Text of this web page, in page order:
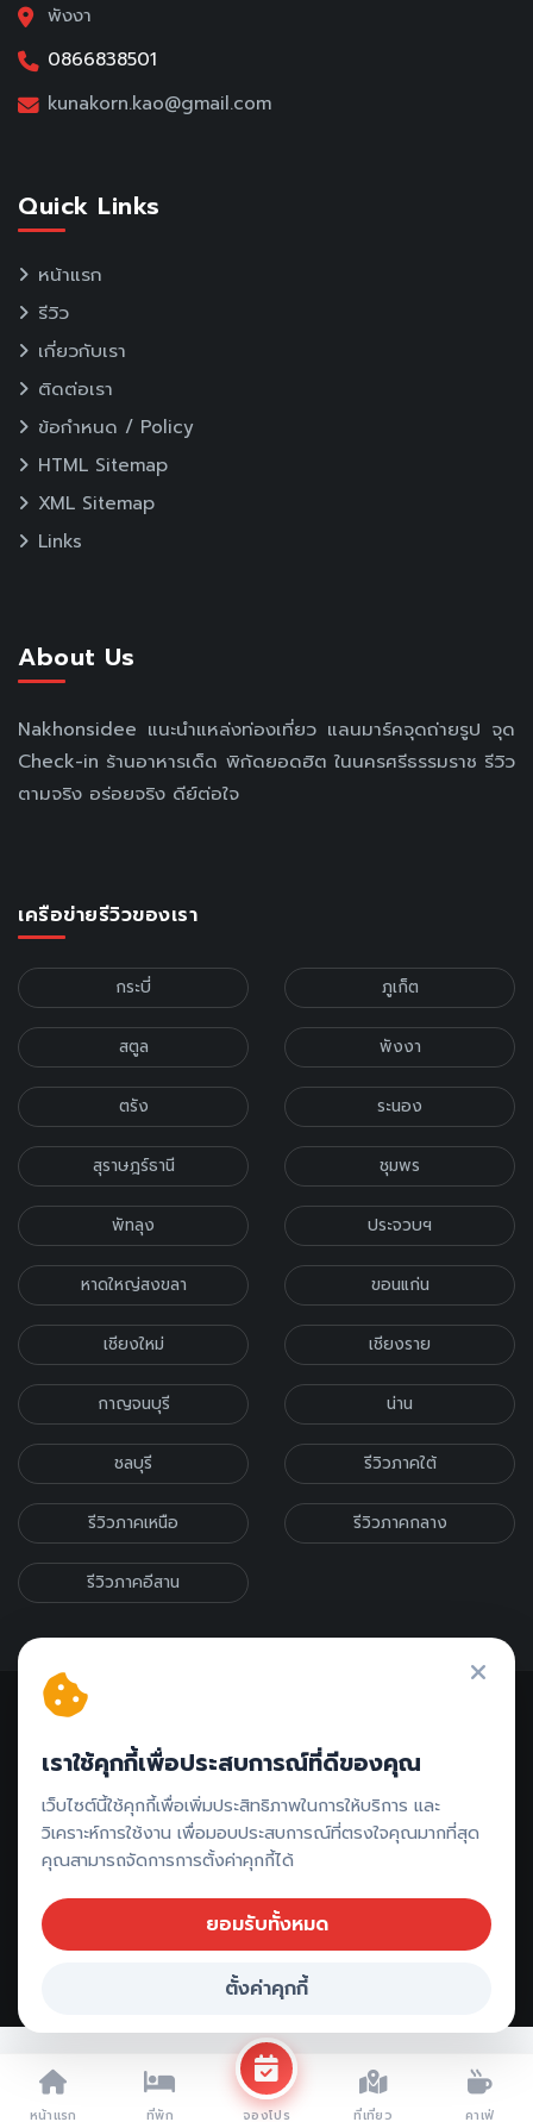
พังงา
0866838501
kunakorn.kao@gmail.com
Quick Links
หน้าแรก
รีวิว
เกี่ยวกับเรา
ติดต่อเรา
ข้อกำหนด / Policy
HTML Sitemap
XML Sitemap
Links
About Us
Nakhonsidee แนะนำแหล่งท่องเที่ยว แลนมาร์คจุดถ่ายรูป จุด
Check-in ร้านอาหารเด็ด พิกัดยอดฮิต ในนครศรีธรรมราช รีวิว
ตามจริง อร่อยจริง ดีย์ต่อใจ
เครือข่ายรีวิวของเรา
กระบี่ ภูเก็ต
สตูล พังงา
ตรัง ระนอง
สุราษฎร์ธานี ชุมพร
พัทลุง ประจวบฯ
หาดใหญ่สงขลา ขอนแก่น
เชียงใหม่ เชียงราย
กาญจนบุรี น่าน
ชลบุรี รีวิวภาคใต้
รีวิวภาคเหนือ รีวิวภาคกลาง
รีวิวภาคอีสาน
ติดต่อรีวิว // ลงโฆษณา
2026 All rights reserved |
เราใช้คุกกี้เพื่อประสบการณ์ที่ดีของคุณ
เว็บไซต์นี้ใช้คุกกี้เพื่อเพิ่มประสิทธิภาพในการให้บริการ และ
วิเคราะห์การใช้งาน เพื่อมอบประสบการณ์ที่ตรงใจคุณมากที่สุด
คุณสามารถจัดการการตั้งค่าคุกกี้ได้
ยอมรับทั้งหมด
ตั้งค่าคุกกี้
หน้าแรก ที่พัก จองโปร ที่เที่ยว คาเฟ่